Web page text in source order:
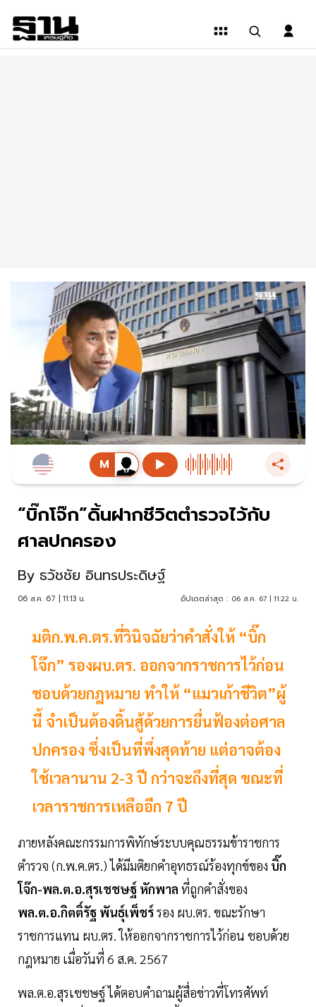
“บิ๊กโจ๊ก”ดิ้นฝากชีวิตตำรวจไว้กับ
ศาลปกครอง
By ธวัชชัย อินทรประดิษฐ์
06 ส.ค. 67 | 11:13 น. อัปเดตล่าสุด : 06 ส.ค. 67 | 11:22 น.
มติก.พ.ค.ตร.ที่วินิจฉัยว่าคำสั่งให้ “บิ๊ก
โจ๊ก” รองผบ.ตร. ออกจากราชการไว้ก่อน
ชอบด้วยกฎหมาย ทำให้ “แมวเก้าชีวิต”ผู้
นี้ จำเป็นต้องดิ้นสู้ด้วยการยื่นฟ้องต่อศาล
ปกครอง ซึ่งเป็นที่พึ่งสุดท้าย แต่อาจต้อง
ใช้เวลานาน 2-3 ปี กว่าจะถึงที่สุด ขณะที่
เวลาราชการเหลืออีก 7 ปี
ภายหลังคณะกรรมการพิทักษ์ระบบคุณธรรมข้าราชการ
ตำรวจ (ก.พ.ค.ตร.) ได้มีมติยกคำอุทธรณ์ร้องทุกข์ของ บิ๊ก
โจ๊ก-พล.ต.อ.สุรเชชษฐ์ หักพาล ที่ถูกคำสั่งของ
พล.ต.อ.กิตติ์รัฐ พันธุ์เพ็ชร์รอง ผบ.ตร. ขณะรักษา
ราชการแทน ผบ.ตร. ให้ออกจากราชการไว้ก่อน ชอบด้วย
กฎหมาย เมื่อวันที่ 6 ส.ค. 2567
พล.ต.อ.สุรเชชษฐ์ ได้ตอบคำถามผู้สื่อข่าวที่โทรศัพท์